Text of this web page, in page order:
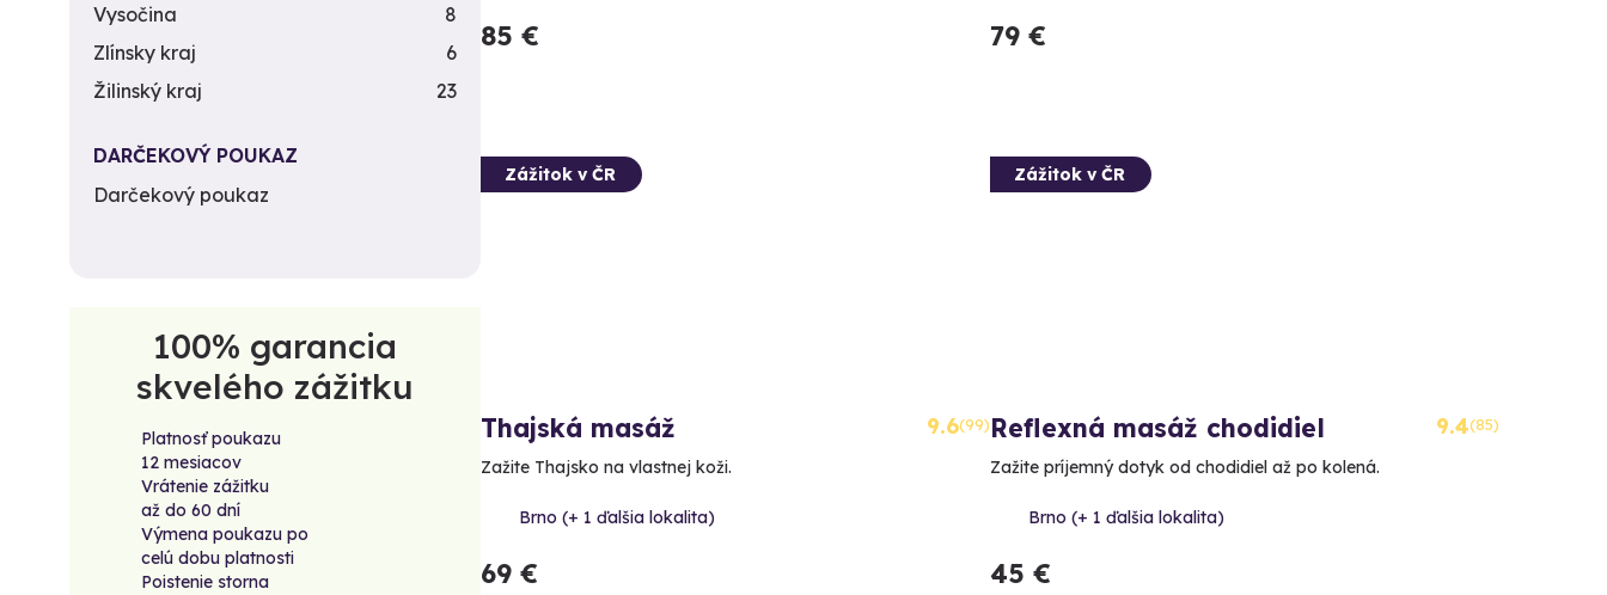
85 € 79 €
Zážitok v ČR
Thajská masáž 9.6(99)
Zažite Thajsko na vlastnej koži.
Brno (+ 1 ďalšia lokalita)
69 €
Zážitok v ČR
Reflexná masáž chodidiel 9.4(85)
Zažite príjemný dotyk od chodidiel až po kolená.
Brno (+ 1 ďalšia lokalita)
45 €
Vysočina
8
Zlínsky kraj
6
Žilinský kraj
23
DARČEKOVÝ POUKAZ
Darčekový poukaz
100% garancia
skvelého zážitku
Platnosť poukazu
12 mesiacov
Vrátenie zážitku
až do 60 dní
Výmena poukazu po
celú dobu platnosti
Poistenie storna